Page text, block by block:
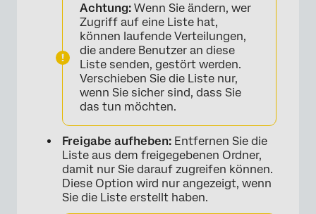
×
Achtung: Wenn Sie ändern, wer
Zugriff auf eine Liste hat,
können laufende Verteilungen,
die andere Benutzer an diese
Liste senden, gestört werden.
Verschieben Sie die Liste nur,
wenn Sie sicher sind, dass Sie
das tun möchten.
Freigabe aufheben: Entfernen Sie die
Liste aus dem freigegebenen Ordner,
damit nur Sie darauf zugreifen können.
Diese Option wird nur angezeigt, wenn
Sie die Liste erstellt haben.